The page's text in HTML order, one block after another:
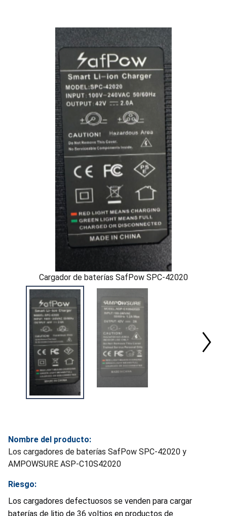
Cargador de baterías SafPow SPC-42020
Nombre del producto:
Los cargadores de baterías SafPow SPC-42020 y
AMPOWSURE ASP-C10S42020
Riesgo:
Los cargadores defectuosos se venden para cargar
baterías de litio de 36 voltios en productos de